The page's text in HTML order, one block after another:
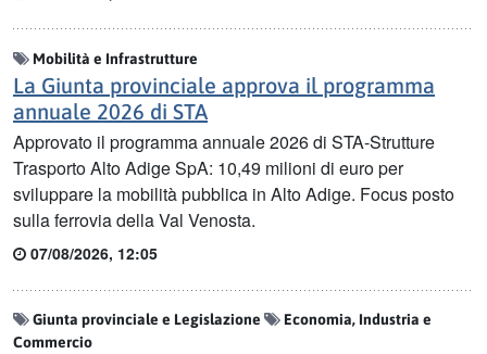
Mobilità e Infrastrutture
La Giunta provinciale approva il programma
annuale 2026 di STA
Approvato il programma annuale 2026 di STA-Strutture
Trasporto Alto Adige SpA: 10,49 milioni di euro per
sviluppare la mobilità pubblica in Alto Adige. Focus posto
sulla ferrovia della Val Venosta.
07/08/2026, 12:05
Giunta provinciale e Legislazione
Economia, Industria e
Commercio